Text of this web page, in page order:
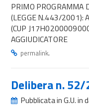
PRIMO PROGRAMMA
(LEGGE N.443/2001):
(CUP
AGGIUDICATORE
permalink.
Delibera n.
Pubblicata in G.U.